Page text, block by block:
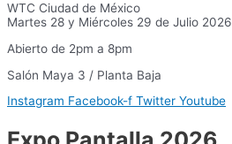
WTC Ciudad de México
Martes 28 y Miércoles 29 de Julio 2026
Abierto de 2pm a 8pm
Salón Maya 3 / Planta Baja
Instagram Facebook-f Twitter Youtube